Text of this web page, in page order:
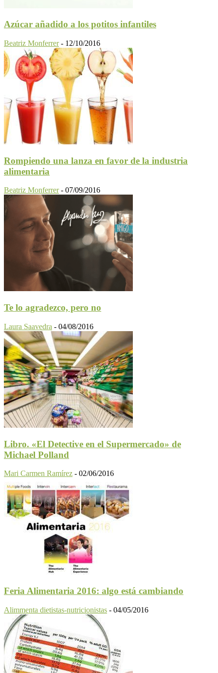
Azúcar añadido a los potitos infantiles
Beatriz Monferrer - 12/10/2016
Rompiendo una lanza en favor de la industria
alimentaria
Beatriz Monferrer - 07/09/2016
Te lo agradezco, pero no
Laura Saavedra - 04/08/2016
Libro. «El Detective en el Supermercado» de
Michael Polland
Mari Carmen Ramírez - 02/06/2016
Feria Alimentaria 2016: algo está cambiando
Alimmenta dietistas-nutricionistas - 04/05/2016